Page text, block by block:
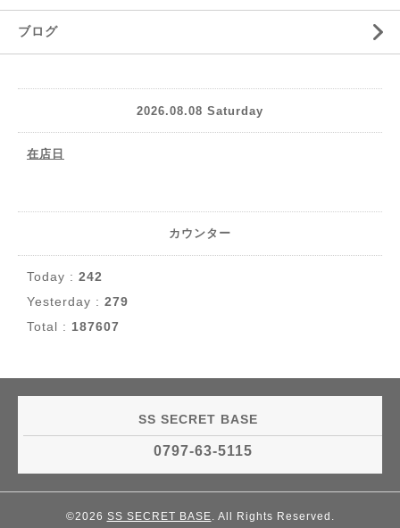
ブログ
2026.08.08 Saturday
在店日
カウンター
Today : 242
Yesterday : 279
Total : 187607
SS SECRET BASE
0797-63-5115
©2026 SS SECRET BASE. All Rights Reserved.